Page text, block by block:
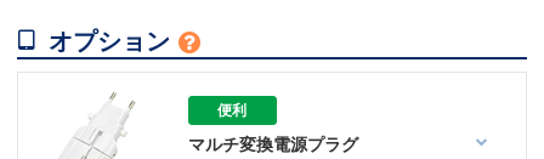
 オプション 
便利
マルチ変換電源プラグ